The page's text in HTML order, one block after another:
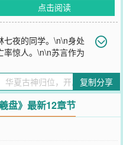
点击阅读
七夜的同学。\n\n身处
率惊人。\n\n苏言作为
物。美杜莎也是蛇，黑山羊
戌，亥。在对应时辰获得五
肖：「子鼠」、「丑牛」、
倍力量。\n\n八卦环：「先天
，唤混沌四猴齐天大圣！”
借月华一锁神明。”\n\n克系
复制分享
盘》最新12章节